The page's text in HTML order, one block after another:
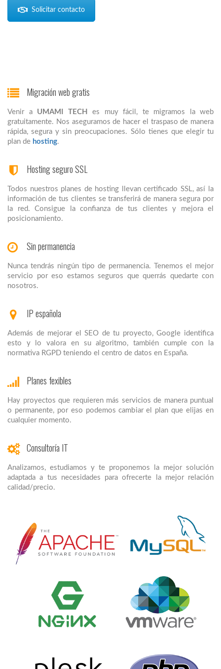
Solicitar contacto
Migración web gratis
Venir a UMAMI TECH
es muy fácil, te migramos la web
gratuitamente. Nos aseguramos de hacer el traspaso de manera
rápida, segura y sin preocupaciones. Sólo tienes que elegir tu
plan de hosting.
Hosting seguro SSL
Todos nuestros planes de hosting llevan certificado SSL, así la
información de tus clientes se transferirá de manera segura por
la red. Consigue la confianza de tus clientes y mejora el
posicionamiento.
Sin permanencia
Nunca tendrás ningún tipo de permanencia. Tenemos el mejor
servicio por eso estamos seguros que querrás quedarte con
nosotros.
IP española
Además de mejorar el SEO de tu proyecto, Google identifica
esto y lo valora en su algoritmo, también cumple con la
normativa RGPD teniendo el centro de datos en España.
Planes fexibles
Hay proyectos que requieren más servicios de manera puntual
o permanente, por eso podemos cambiar el plan que elijas en
cualquier momento.
Consultoría IT
Analizamos, estudiamos y te proponemos la mejor solución
adaptada a tus necesidades para ofrecerte la mejor relación
calidad/precio.